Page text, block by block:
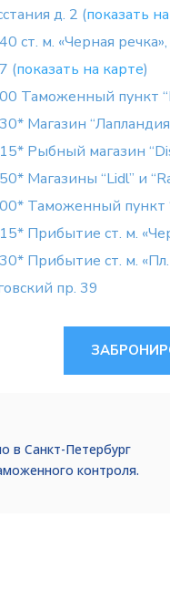
д. 2 (показать
ст. м. «Черная
(показать на карте)
Таможенный пункт
Магазин
Рыбный магазин
Магазины “Lidl” и
Таможенный пункт
Прибытие ст. м.
Прибытие ст. м. «Пл.
пр. 39
в Санкт-Петербург
контроля.